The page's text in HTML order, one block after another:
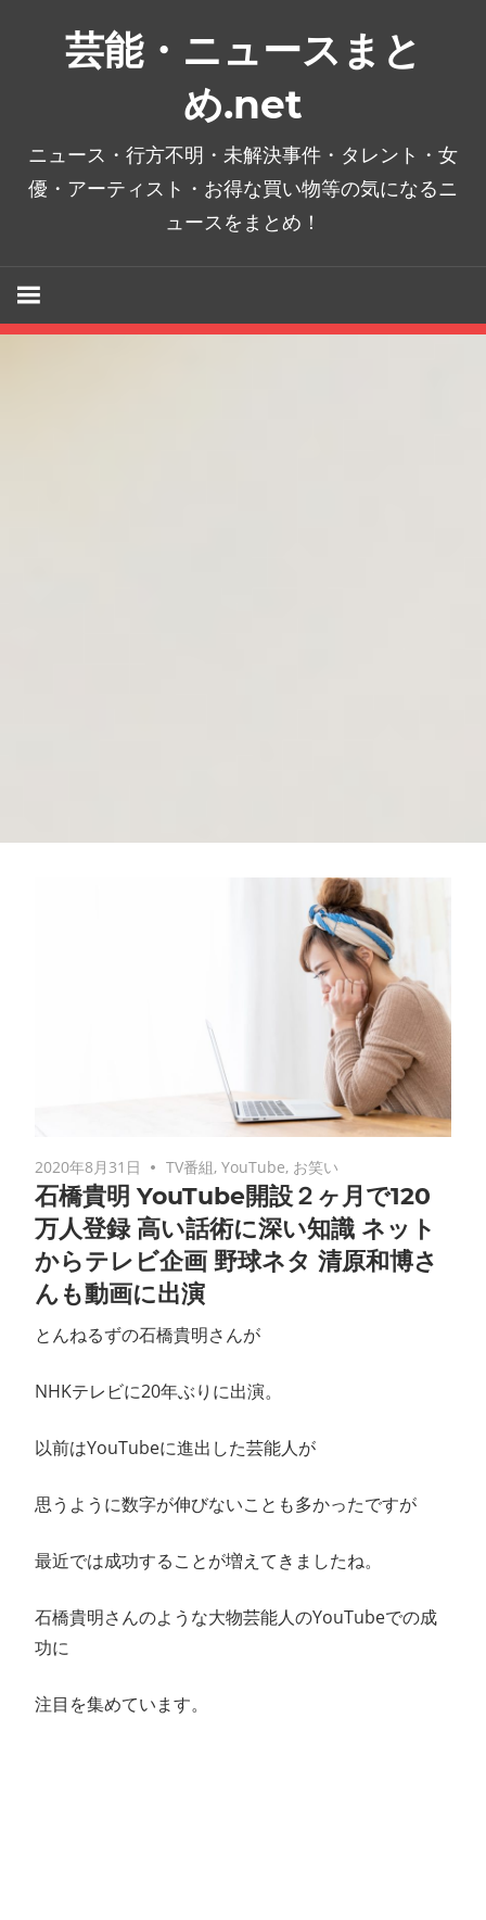
芸能・ニュースまと
め.net
ニュース・行方不明・未解決事件・タレント・女
優・アーティスト・お得な買い物等の気になるニ
ュースをまとめ！
2020年8月31日 TV番組,YouTube, お笑い
石橋貴明 YouTube開設２ヶ月で120
万人登録 高い話術に深い知識 ネット
からテレビ企画 野球ネタ 清原和博さ
んも動画に出演
とんねるずの石橋貴明さんが
NHKテレビに20年ぶりに出演。
以前はYouTubeに進出した芸能人が
思うように数字が伸びないことも多かったですが
最近では成功することが増えてきましたね。
石橋貴明さんのような大物芸能人のYouTubeでの成
功に
注目を集めています。